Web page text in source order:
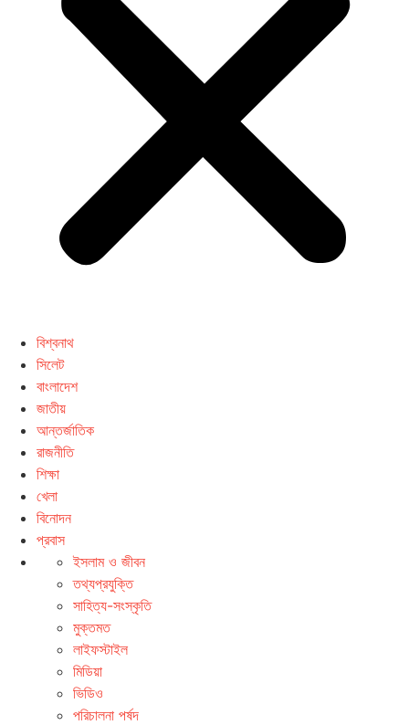
বিশ্বনাথ
সিলেট
বাংলাদেশ
জাতীয়
আন্তর্জাতিক
রাজনীতি
শিক্ষা
খেলা
বিনোদন
প্রবাস
ইসলাম ও জীবন
তথ্যপ্রযুক্তি
সাহিত্য-সংস্কৃতি
মুক্তমত
লাইফস্টাইল
মিডিয়া
ভিডিও
পরিচালনা পর্ষদ